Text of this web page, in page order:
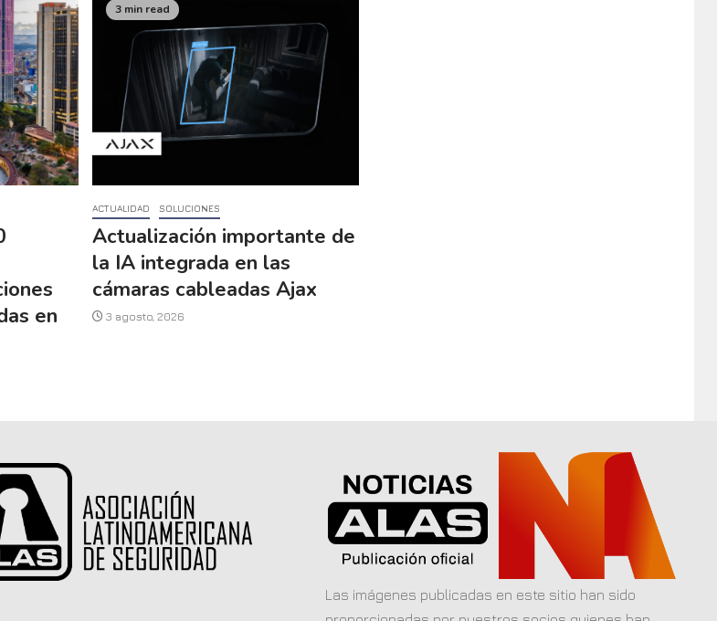
en
3 min read
ACTUALIDAD SOLUCIONES
Actualización importante de
la IA integrada en las
cámaras cableadas Ajax
3 agosto, 2026
Las imágenes publicadas en este sitio han sido